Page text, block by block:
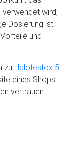
verwendet wird,
Dosierung ist
und
zu Halotestox 5
eines Shops
vertrauen.